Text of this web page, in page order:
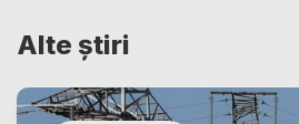
Alte știri